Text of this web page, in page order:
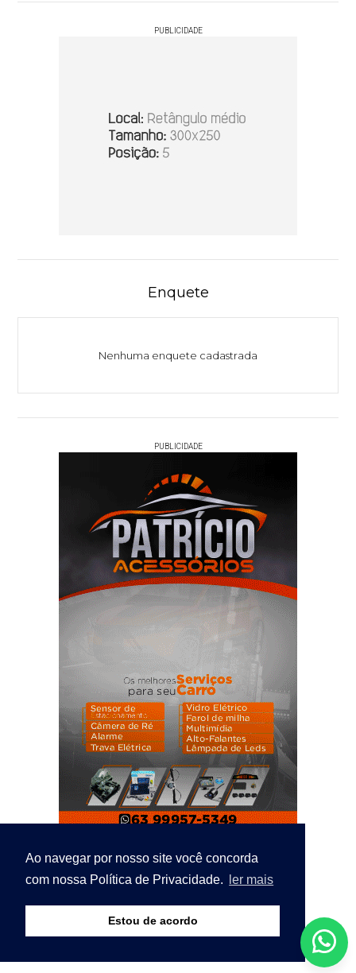
Ao navegar por nosso site você concorda
com nossa Política de Privacidade.
ler mais
Estou de acordo
PUBLICIDADE
Enquete
Nenhuma enquete cadastrada
PUBLICIDADE